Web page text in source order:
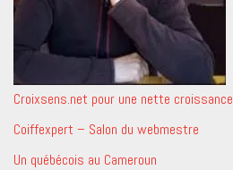
Croixsens.net pour une nette croissance
Coiffexpert – Salon du webmestre
Un québécois au Cameroun